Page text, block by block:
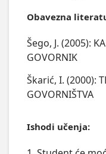
Obavezna
Šego, J. (2005):
GOVORNIK
Škarić, I. (2000):
GOVORNIŠTVA
Ishodi učenja: